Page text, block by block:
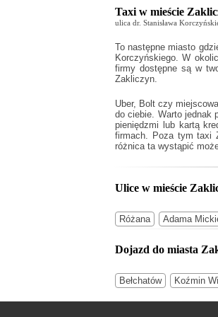
Taxi w mieście
ulica dr. Stanisława
To następne miasto
Korczyńskiego. W
firmy dostępne są w
Zakliczyn.
Uber, Bolt czy
do ciebie. Warto jednak
pieniędzmi lub kartą
firmach. Poza tymtaxi
różnica ta wystąpić
Ulice w mieście
Różana Adama
Dojazd do miasta
Bełchatów Koźmin